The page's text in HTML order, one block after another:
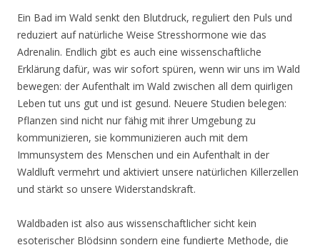
Ein Bad im Wald senkt den Blutdruck, reguliert den Puls und
reduziert auf natürliche Weise Stresshormone wie das
Adrenalin. Endlich gibt es auch eine wissenschaftliche
Erklärung dafür, was wir sofort spüren, wenn wir uns im Wald
bewegen: der Aufenthalt im Wald zwischen all dem quirligen
Leben tut uns gut und ist gesund. Neuere Studien belegen:
Pflanzen sind nicht nur fähig mit ihrer Umgebung zu
kommunizieren, sie kommunizieren auch mit dem
Immunsystem des Menschen und ein Aufenthalt in der
Waldluft vermehrt und aktiviert unsere natürlichen Killerzellen
und stärkt so unsere Widerstandskraft.
Waldbaden ist also aus wissenschaftlicher sicht kein
esoterischer Blödsinn sondern eine fundierte Methode, die